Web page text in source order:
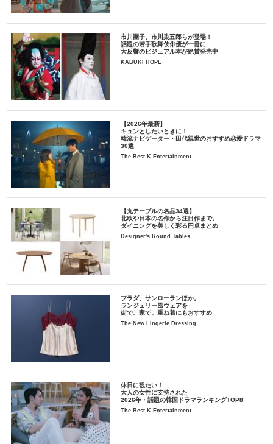
市川團子、市川染五郎らが登場！
話題の若手歌舞伎俳優が一冊に
大反響のビジュアル本が絶賛発売中
KABUKI HOPE
【2026年最新】
キュンとしたいときに！
韓流ナビゲーター・田代親世のおすすめ恋愛ドラマ
30選
The Best K-Entertainment
【丸テーブルの名品34選】
北欧や日本の名作から注目作まで。
ダイニングを美しく彩る円卓まとめ
Designer's Round Tables
プラダ、サンローランほか。
ランジェリー風ウェアを
街で、家で。重ね着にもおすすめ
The New Lingerie Dressing
休日に観たい！
大人の女性に支持された
2026年・話題の韓国ドラマランキングTOP8
The Best K-Entertainment